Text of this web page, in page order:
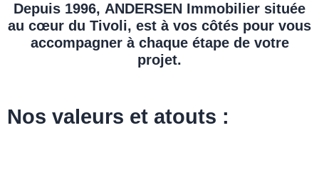
Depuis 1996, ANDERSEN Immobilier située
au cœur du Tivoli, est à vos côtés pour vous
accompagner à chaque étape de votre
projet.
Nos valeurs et atouts :